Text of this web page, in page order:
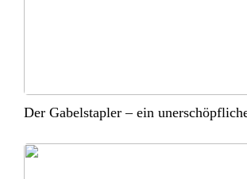
Der Gabelstapler – ein